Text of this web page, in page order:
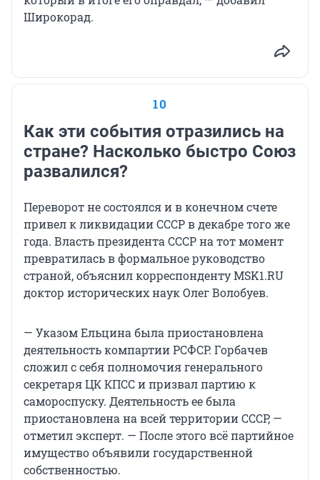
Широкорад.
10
Как эти события отразились на
стране? Насколько быстро Союз
развалился?
Переворот не состоялся и в конечном счете
привел к ликвидации СССР в декабре того же
года. Власть президента СССР на тот момент
превратилась в формальное руководство
страной, объяснил корреспонденту MSK1.RU
доктор исторических наук Олег Волобуев.
— Указом Ельцина была приостановлена
деятельность компартии РСФСР. Горбачев
сложил с себя полномочия генерального
секретаря ЦК КПСС и призвал партию к
самороспуску. Деятельность ее была
приостановлена на всей территории СССР, —
отметил эксперт. — После этого всё партийное
имущество объявили государственной
собственностью.